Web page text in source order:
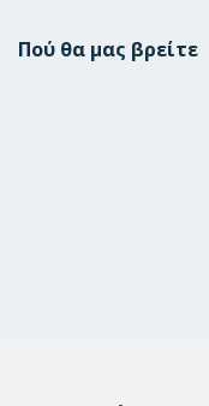
Πού θα μας βρείτε